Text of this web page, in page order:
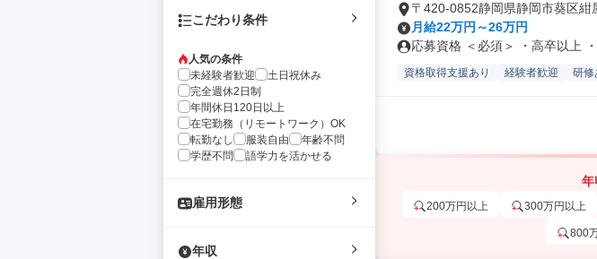
こだわり条件
人気の条件
未経験者歓迎
土日祝休み
完全週休2日制
年間休日120日以上
在宅勤務（リモートワーク）OK
転勤なし
服装自由
年齢不問
学歴不問
語学力を活かせる
雇用形態
年収
〒420-0852静岡県静岡市葵区紺
月給22万円～26万円
応募資格 ＜必須＞ ・高卒以上
資格取得支援あり 経験者歓迎 研修
年
200万円以上 300万円以上
800